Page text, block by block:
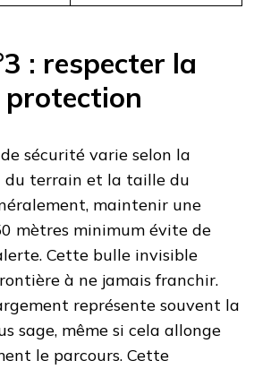
: respecter la
protection
sécurité varie selon la
du terrain et la taille du
maintenir une
mètres minimum évite de
Cette bulle invisible
à ne jamais franchir.
représente souvent la
sage, même si cela allonge
le parcours. Cette